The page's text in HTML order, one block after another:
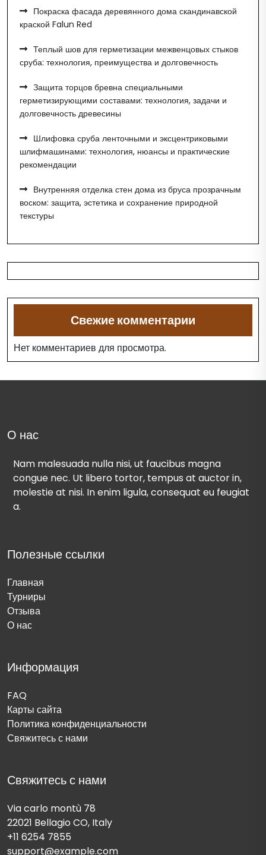
Покраска фасада деревянного дома скандинавской
краской Falun Red
Теплый шов для герметизации межвенцовых стыков
сруба: технология, преимущества и долговечность
Защита торцов бревна специальными
герметизирующими составами: технология, задачи и
долговечность древесины
Шлифовка сруба ленточными и эксцентриковыми
шлифмашинами: технология, нюансы и практические
рекомендации
Внутренняя отделка стен дома из бруса прозрачным
воском: защита, эстетика и сохранение природной
текстуры
Свежие комментарии
Нет комментариев для просмотра.
О нас
Nam malesuada nulla nisi, ut faucibus magna
congue nec. Ut libero tortor, tempus at auctor in,
molestie at nisi. In enim ligula, consequat eu feugiat
a.
Полезные ссылки
Главная
Турниры
Отзыва
О нас
Информация
FAQ
Карты сайта
Политика конфиденциальности
Свяжитесь с нами
Свяжитесь с нами
Via carlo montù 78
22021 Bellagio CO, Italy
+11 6254 7855
support@example.com